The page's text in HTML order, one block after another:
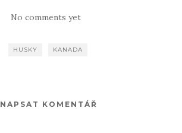
No comments yet
HUSKY KANADA
NAPSAT KOMENTÁŘ